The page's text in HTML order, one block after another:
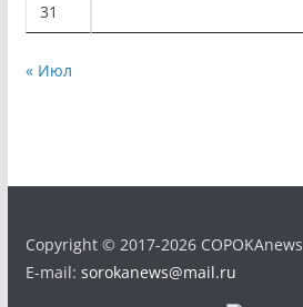
31
« Июл
Copyright © 2017-2026 COPOKAnews
E-mail: sorokanews@mail.ru